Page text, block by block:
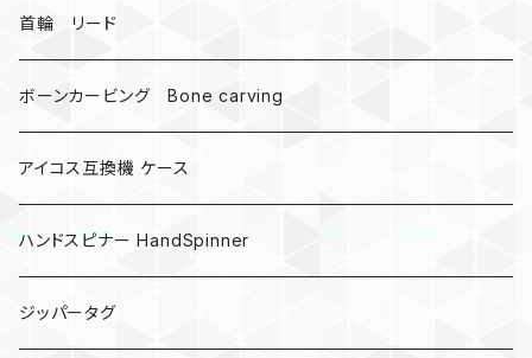
受注作成_名入り、ネーム
首輪 リード
ボーンカービング Bone carving
アイコス互換機 ケース
ハンドスピナー HandSpinner
ジッパータグ